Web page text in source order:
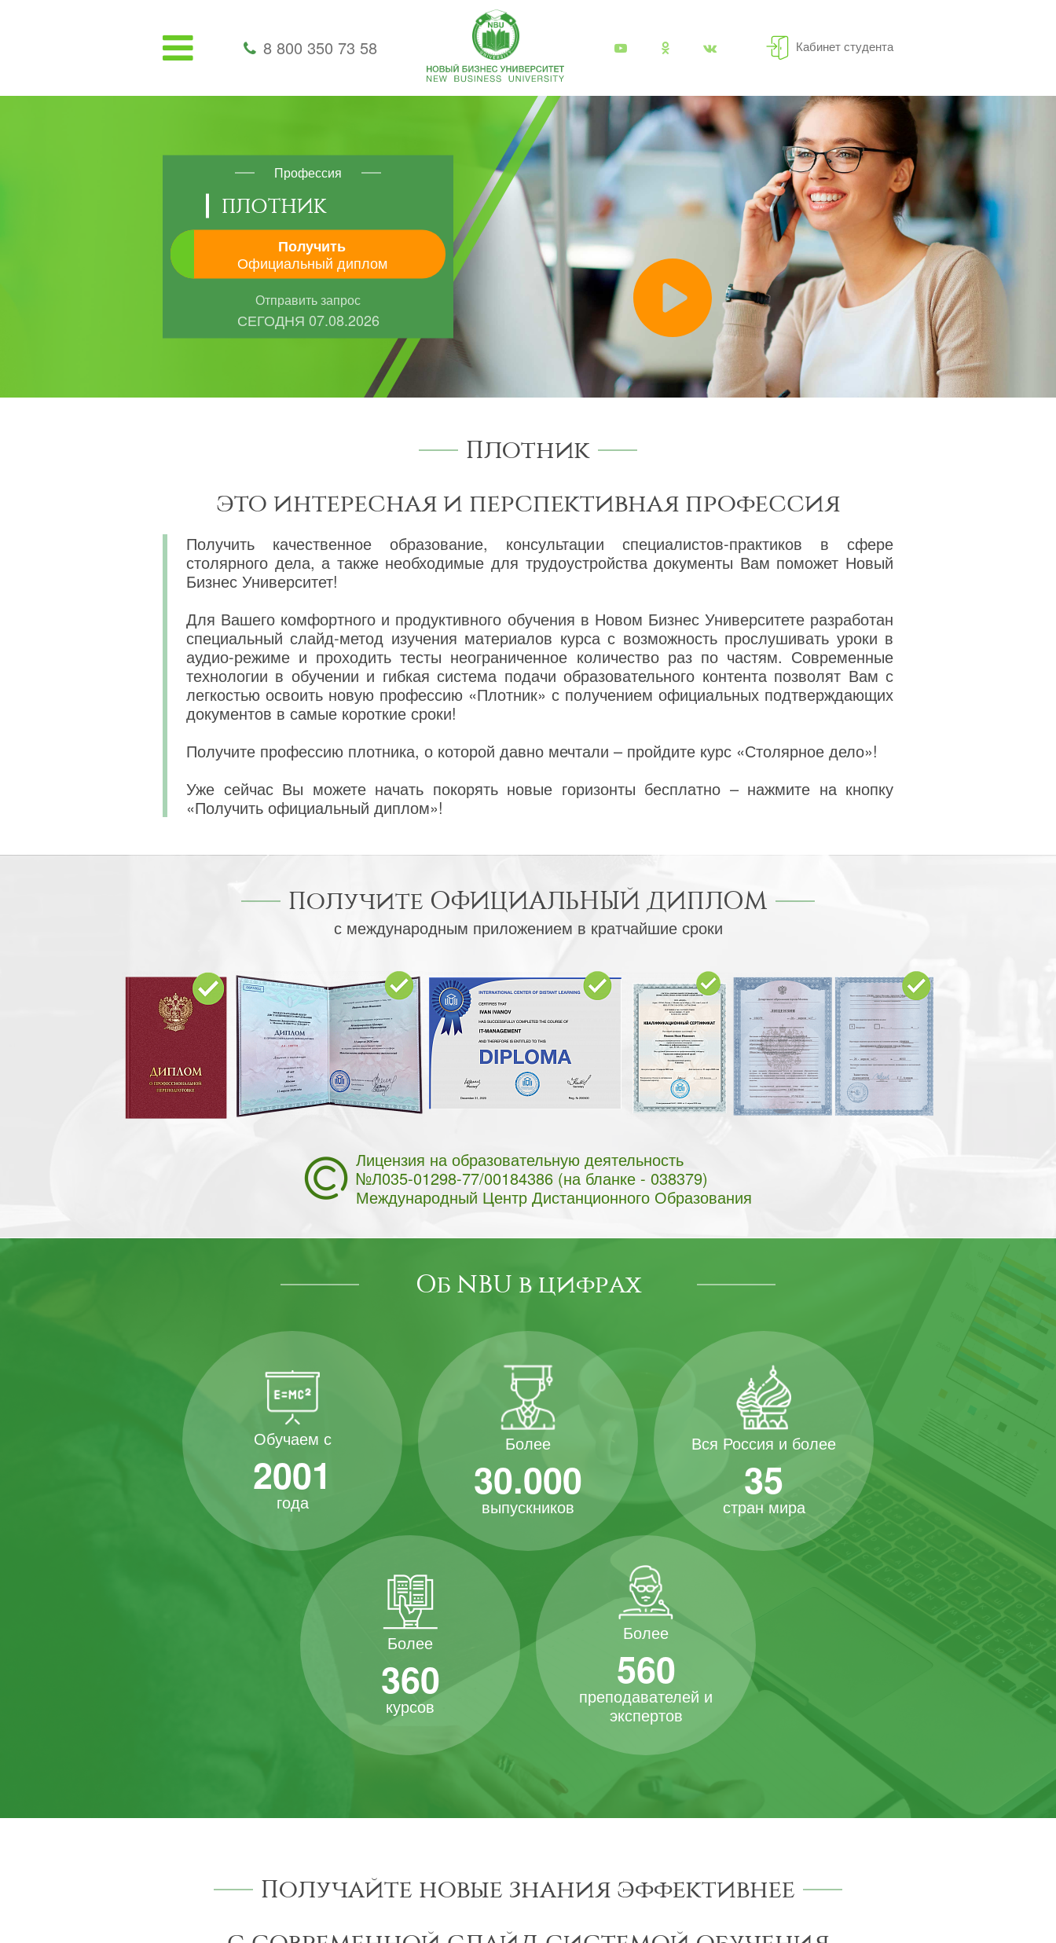
8 800 350 73 58 Кабинет студента
Профессия
ПЛОТНИК
Получить
Официальный диплом
Отправить запрос
СЕГОДНЯ 07.08.2026
Плотник
это интересная и перспективная профессия
Получить качественное образование, консультации специалистов-практиков в сфере
столярного дела, а также необходимые для трудоустройства документы Вам поможет Новый
Бизнес Университет!
Для Вашего комфортного и продуктивного обучения в Новом Бизнес Университете разработан
специальный слайд-метод изучения материалов курса с возможность прослушивать уроки в
аудио-режиме и проходить тесты неограниченное количество раз по частям. Современные
технологии в обучении и гибкая система подачи образовательного контента позволят Вам с
легкостью освоить новую профессию «Плотник» с получением официальных подтверждающих
документов в самые короткие сроки!
Получите профессию плотника, о которой давно мечтали – пройдите курс «Столярное дело»!
Уже сейчас Вы можете начать покорять новые горизонты бесплатно – нажмите на кнопку
«Получить официальный диплом»!
Получите ОФИЦИАЛЬНЫЙ ДИПЛОМ
с международным приложением в кратчайшие сроки
Лицензия на образовательную деятельность
№Л035-01298-77/00184386 (на бланке - 038379)
Международный Центр Дистанционного Образования
Об NBU в цифрах
Обучаем с
2001
года
Более
30.000
выпускников
Вся Россия и более
35
стран мира
Более
360
курсов
Более
560
преподавателей и
экспертов
Получайте новые знания эффективнее